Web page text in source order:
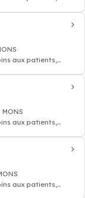
aux patients,
aux patients,
aux patients,